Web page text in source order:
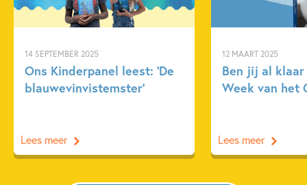
14 SEPTEMBER 2025
Ons Kinderpanel leest: ‘De
blauwevinvistemster’
Lees meer
12 MAART 2025
Ben jij al
Week van het
Lees meer